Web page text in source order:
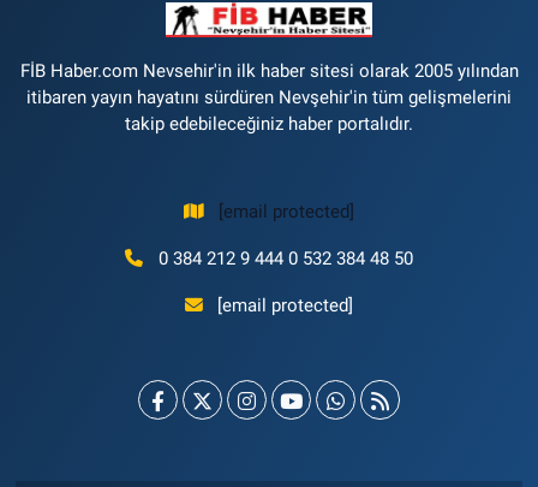
FİB Haber.com Nevsehir'in ilk haber sitesi olarak 2005 yılından
itibaren yayın hayatını sürdüren Nevşehir'in tüm gelişmelerini
takip edebileceğiniz haber portalıdır.
[email protected]
0 384 212 9 444 0 532 384 48 50
[email protected]